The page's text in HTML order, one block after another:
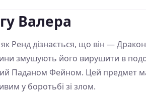
Валера
як Ренд дізнається, що він —
змушують його вирушити в
Паданом Фейном. Цей предмет
у боротьбі зі злом.